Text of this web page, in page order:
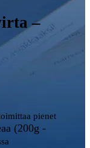
–
pienet
(200g -